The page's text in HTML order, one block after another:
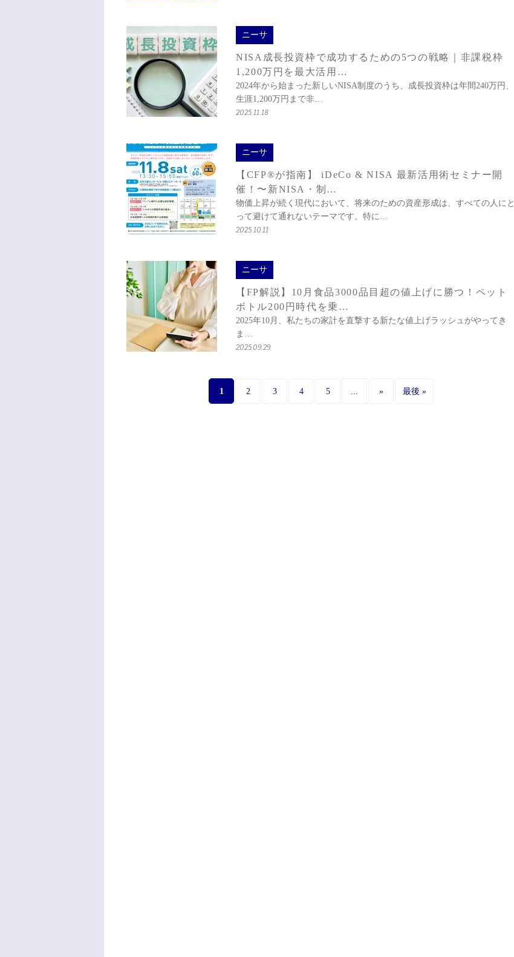
ニーサ
NISA成長投資枠で成功するための5つの戦略｜非課税枠
1,200万円を最大活用…
2024年から始まった新しいNISA制度のうち、成長投資枠は年間240万円、
生涯1,200万円まで非…
2025.11.18
ニーサ
【CFP®が指南】 iDeCo & NISA 最新活用術セミナー開
催！〜新NISA・制…
物価上昇が続く現代において、将来のための資産形成は、すべての人にと
って避けて通れないテーマです。特に…
2025.10.11
ニーサ
【FP解説】10月食品3000品目超の値上げに勝つ！ペット
ボトル200円時代を乗…
2025年10月、私たちの家計を直撃する新たな値上げラッシュがやってき
ま…
2025.09.29
1 2 3 4 5 ... » 最後 »